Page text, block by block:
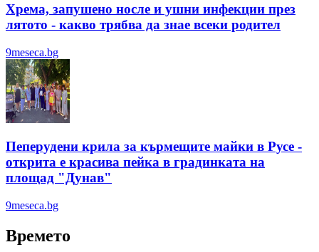
Хрема, запушено носле и ушни инфекции през
лятотo - какво трябва да знае всеки родител
9meseca.bg
Пеперудени крила за кърмещите майки в Русе -
открита е красива пейка в градинката на
площад "Дунав"
9meseca.bg
Времето